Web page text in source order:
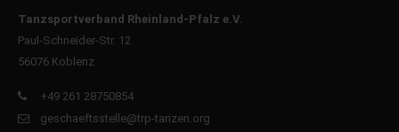
Tanzsportverband Rheinland-Pfalz e.V.
Paul-Schneider-Str. 12
56076 Koblenz
+49 261 28750854
geschaeftsstelle@trp-tanzen.org